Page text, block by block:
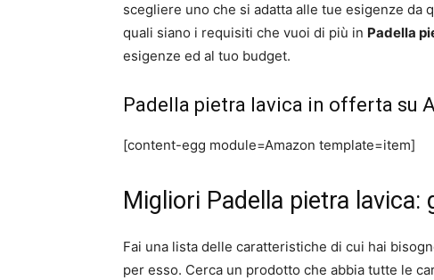
scegliere uno che si adatta alle tue esigenze da
quali siano i requisiti che vuoi di più in Padella
esigenze ed al tuo budget.
Padella pietra lavica in offerta su
[content-egg module=Amazon template=item]
Migliori Padella pietra lavica:
Fai una lista delle caratteristiche di cui hai
per esso. Cerca un prodotto che abbia tutte le